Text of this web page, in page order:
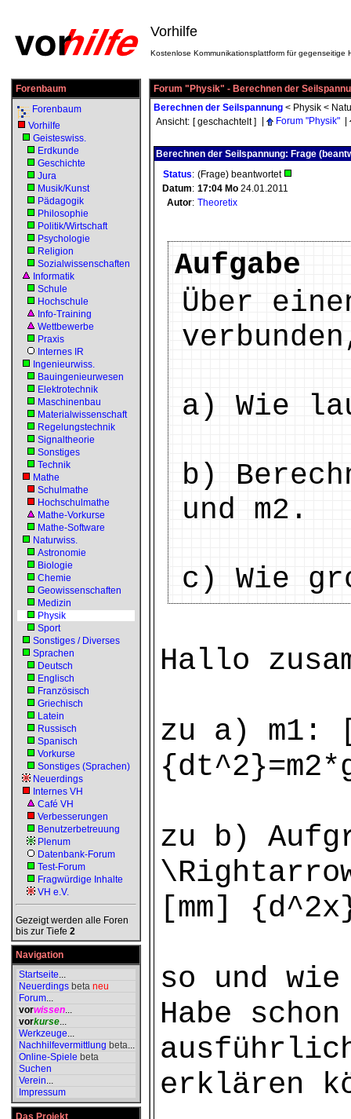
Vorhilfe
Kostenlose Kommunikationsplattform für gegenseitige
Forenbaum
Forenbaum
Vorhilfe
Geisteswiss.
Erdkunde
Geschichte
Jura
Musik/Kunst
Pädagogik
Philosophie
Politik/Wirtschaft
Psychologie
Religion
Sozialwissenschaften
Informatik
Schule
Hochschule
Info-Training
Wettbewerbe
Praxis
Internes IR
Ingenieurwiss.
Bauingenieurwesen
Elektrotechnik
Maschinenbau
Materialwissenschaft
Regelungstechnik
Signaltheorie
Sonstiges
Technik
Mathe
Schulmathe
Hochschulmathe
Mathe-Vorkurse
Mathe-Software
Naturwiss.
Astronomie
Biologie
Chemie
Geowissenschaften
Medizin
Physik
Sport
Sonstiges / Diverses
Sprachen
Deutsch
Englisch
Französisch
Griechisch
Latein
Russisch
Spanisch
Vorkurse
Sonstiges (Sprachen)
Neuerdings
Internes VH
Café VH
Verbesserungen
Benutzerbetreuung
Plenum
Datenbank-Forum
Test-Forum
Fragwürdige Inhalte
VH e.V.
Gezeigt werden alle Foren
bis zur Tiefe 2
Navigation
Startseite...
Neuerdings beta neu
Forum...
vorwissen...
vorkurse...
Werkzeuge...
Nachhilfevermittlung beta...
Online-Spiele beta
Suchen
Verein...
Impressum
Das Projekt
Forum "Physik" - Berechnen der
Berechnen der Seilspannung < Physik <
Ansicht: [ geschachtelt ] Forum "Physik"
Berechnen der Seilspannung: Frage
Status: (Frage) beantwortet
Datum: 17:04 Mo 24.01.2011
Autor: Theoretix
Aufgabe
Über
a) Wie
b)
und m2.
c) Wie
Hallo
zu a) m1:
zu b)
[mm]
so und
Habe
erklären